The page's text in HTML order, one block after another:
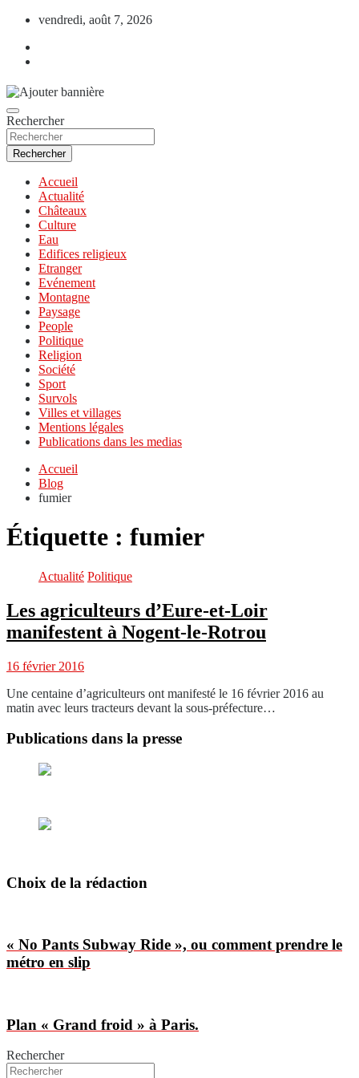
Aller
contenu
vendredi, août 7, 2026
Rechercher
Rechercher
Accueil
Actualité
Châteaux
Culture
Eau
Edifices religieux
Etranger
Evénement
Montagne
Paysage
People
Politique
Religion
Société
Sport
Survols
Villes et villages
Mentions légales
Publications dans les medias
Accueil
Blog
fumier
Étiquette : fumier
Actualité Politique
Les agriculteurs d’Eure-et-Loir
manifestent à Nogent-le-Rotrou
16 février 2016
Une centaine d’agriculteurs ont manifesté le 16 février 2016 au
matin avec leurs tracteurs devant la sous-préfecture…
Publications dans la presse
Choix de la rédaction
« No Pants Subway Ride », ou comment prendre le
métro en slip
Plan « Grand froid » à Paris.
Rechercher